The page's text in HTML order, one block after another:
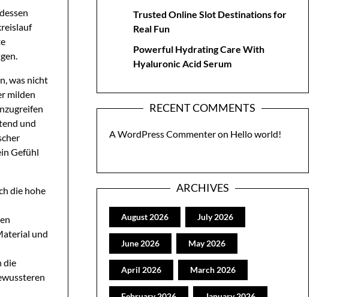
was nicht
milden
und
Gefühl
die hohe
und
die
Trusted Online Slot Destinations for
Real Fun
Powerful Hydrating Care With
Hyaluronic Acid Serum
RECENT COMMENTS
A WordPress Commenteron Hello world!
ARCHIVES
August 2026 July 2026
June 2026 May 2026
April 2026 March 2026